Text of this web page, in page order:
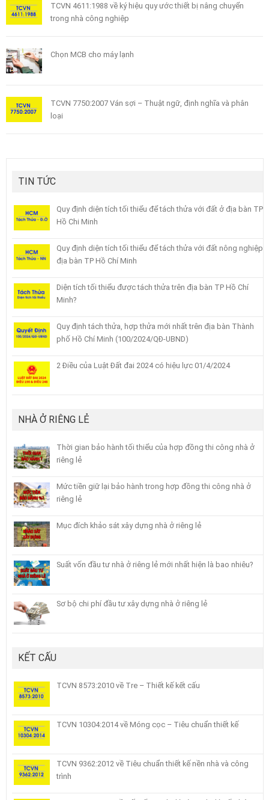
TCVN 4611:1988 về ký hiệu quy ước thiết bị nâng chuyển
trong nhà công nghiệp
Chọn MCB cho máy lạnh
TCVN 7750:2007 Ván sợi – Thuật ngữ, định nghĩa và phân
loại
TIN TỨC
Quy định diện tích tối thiểu để tách thửa với đất ở địa bàn TP
Hồ Chi Minh
Quy định diện tích tối thiểu để tách thửa với đất nông nghiệp
địa bàn TP Hồ Chí Minh
Diện tích tối thiểu được tách thửa trên địa bàn TP Hồ Chí
Minh?
Quy định tách thửa, hợp thửa mới nhất trên địa bàn Thành
phố Hồ Chí Minh (100/2024/QĐ-UBND)
2 Điều của Luật Đất đai 2024 có hiệu lực 01/4/2024
NHÀ Ở RIÊNG LẺ
Thời gian bảo hành tối thiểu của hợp đồng thi công nhà ở
riêng lẻ
Mức tiền giữ lại bảo hành trong hợp đồng thi công nhà ở
riêng lẻ
Mục đích khảo sát xây dựng nhà ở riêng lẻ
Suất vốn đầu tư nhà ở riêng lẻ mới nhất hiện là bao nhiêu?
Sơ bộ chi phí đầu tư xây dựng nhà ở riêng lẻ
KẾT CẤU
TCVN 8573:2010 về Tre – Thiết kế kết cấu
TCVN 10304:2014 về Móng cọc – Tiêu chuẩn thiết kế
TCVN 9362:2012 về Tiêu chuẩn thiết kế nền nhà và công
trình